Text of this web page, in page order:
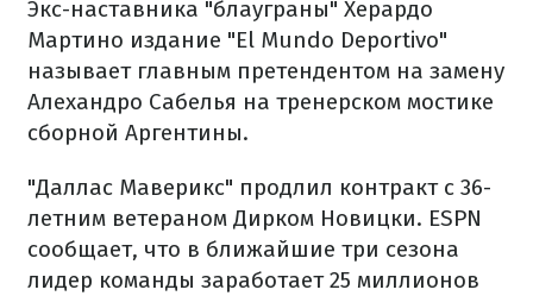
Экс-наставника "блауграны" Херардо
Мартино издание "El Mundo Deportivo"
называет главным претендентом на замену
Алехандро Сабелья на тренерском мостике
сборной Аргентины.
"Даллас Маверикс" продлил контракт с 36-
летним ветераном Дирком Новицки. ESPN
сообщает, что в ближайшие три сезона
лидер команды заработает 25 миллионов